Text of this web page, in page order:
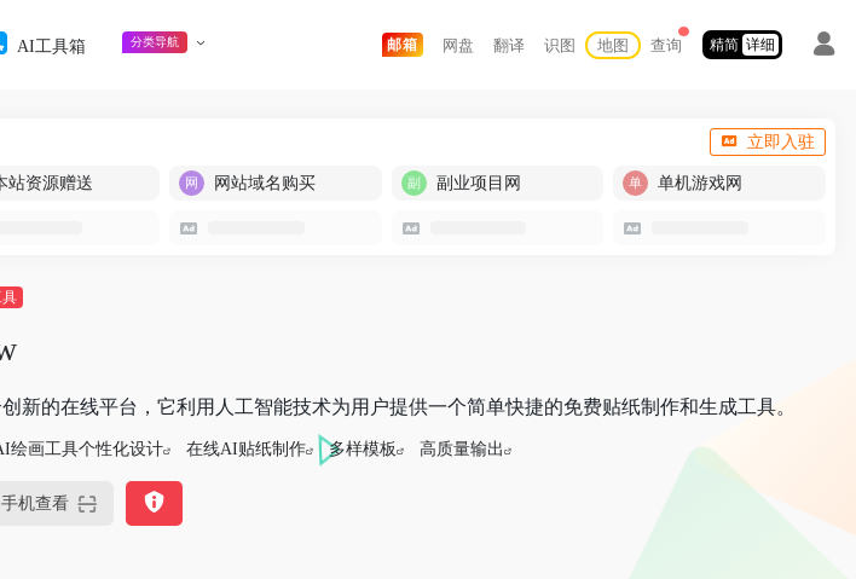
AI工具箱 分类导航 邮箱 网盘 翻译 识图 地图 查询 精简 详细
立即入驻
站资源赠送 网站域名购买 副业项目网 单机游戏网
创新的在线平台，它利用人工智能技术为用户提供一个简单快捷的免费贴纸制作和生成工具。
绘画工具个性化设计 在线AI贴纸制作 多样模板 高质量输出
手机查看